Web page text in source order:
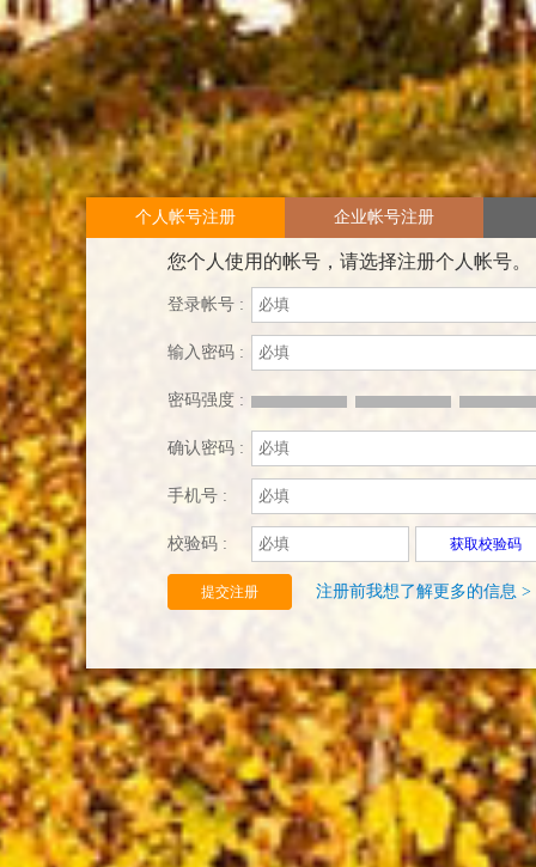
个人帐号注册 企业帐号注册
您个人使用的帐号，请选择注册个人帐号。
登录帐号 :
输入密码 :
密码强度 :
确认密码 :
手机号 :
校验码 : 获取校验码
提交注册 注册前我想了解更多的信息 >